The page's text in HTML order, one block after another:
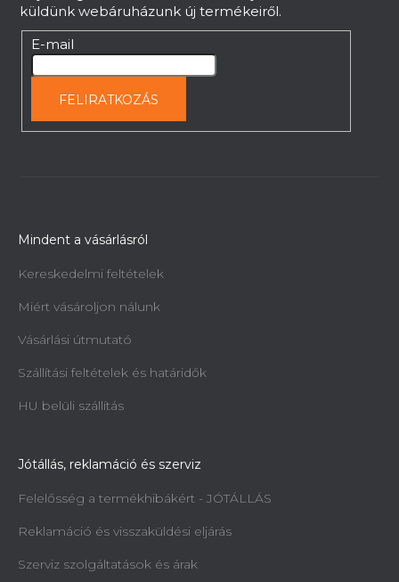
küldünk webáruházunk új termékeiről.
E-mail
FELIRATKOZÁS
Mindent a vásárlásról
Kereskedelmi feltételek
Miért vásároljon nálunk
Vásárlási útmutató
Szállítási feltételek és határidők
HU belüli szállítás
Jótállás, reklamáció és szerviz
Felelősség a termékhibákért - JÓTÁLLÁS
Reklamáció és visszaküldési eljárás
Szerviz szolgáltatások és árak